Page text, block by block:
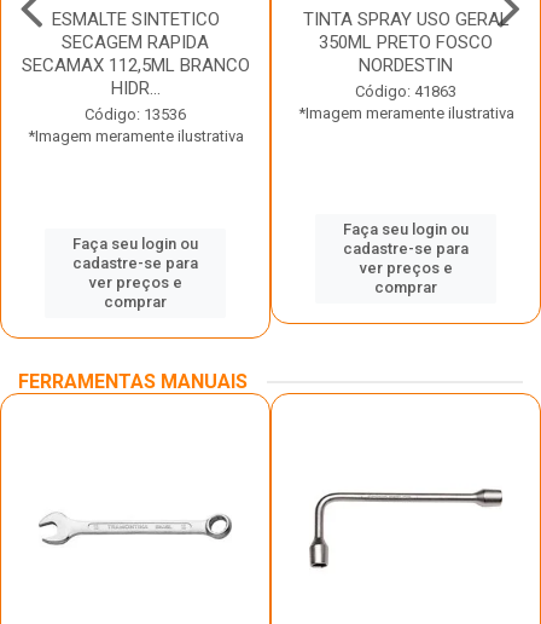
ESMALTE SINTETICO
SECAGEM RAPIDA
SECAMAX 112,5ML BRANCO
HIDR...
Código: 13536
*Imagem meramente ilustrativa
Faça seu login ou
cadastre-se para
ver preços e
comprar
TINTA SPRAY USO GERAL
350ML PRETO FOSCO
NORDESTIN
Código: 41863
*Imagem meramente ilustrativa
Faça seu login ou
cadastre-se para
ver preços e
comprar
FERRAMENTAS MANUAIS